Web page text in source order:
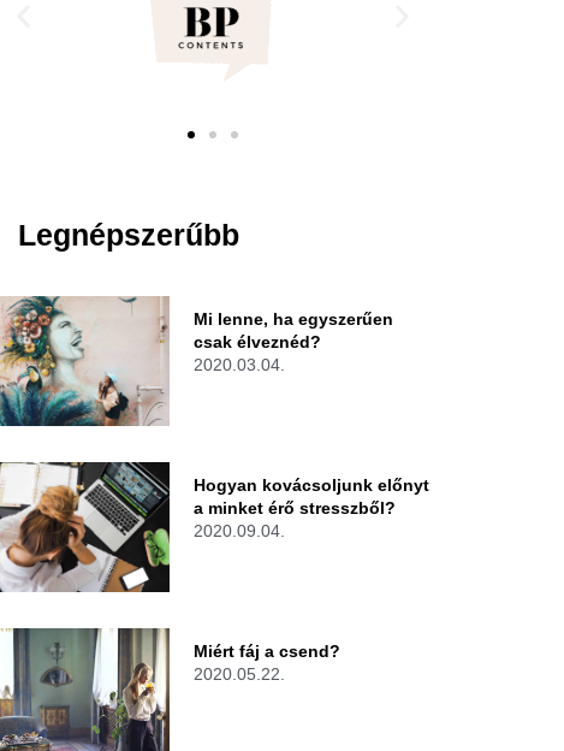
Legnépszerűbb
Mi lenne, ha egyszerűen
csak élveznéd?
2020.03.04.
Hogyan kovácsoljunk előnyt
a minket érő stresszből?
2020.09.04.
Miért fáj a csend?
2020.05.22.